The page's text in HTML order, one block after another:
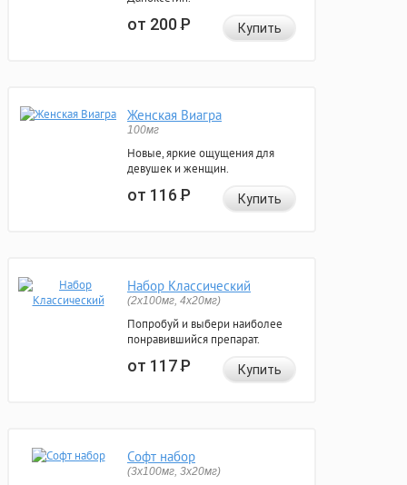
от 200Р Купить
Женская Виагра
100мг
Новые, яркие ощущения для
девушек и женщин.
от 116Р Купить
Набор Классический
(2x100мг, 4x20мг)
Попробуй и выбери наиболее
понравившийся препарат.
от 117Р Купить
Софт набор
(3x100мг, 3x20мг)